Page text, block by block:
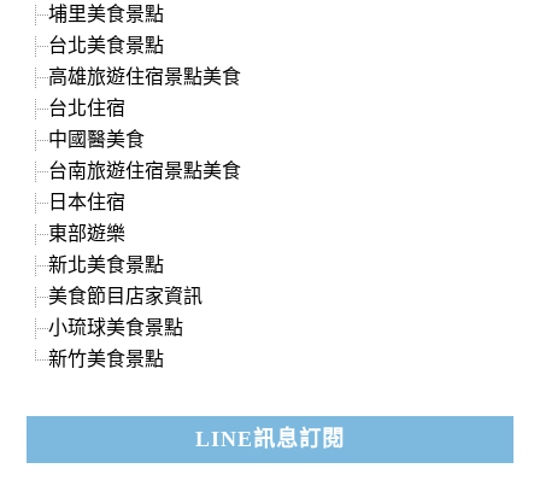
埔里美食景點
台北美食景點
高雄旅遊住宿景點美食
台北住宿
中國醫美食
台南旅遊住宿景點美食
日本住宿
東部遊樂
新北美食景點
美食節目店家資訊
小琉球美食景點
新竹美食景點
LINE訊息訂閱